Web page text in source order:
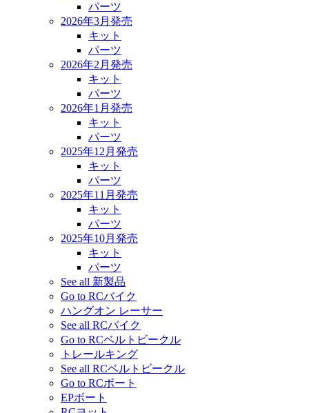
パーツ
2026年3月発売
キット
パーツ
2026年2月発売
キット
パーツ
2026年1月発売
キット
パーツ
2025年12月発売
キット
パーツ
2025年11月発売
キット
パーツ
2025年10月発売
キット
パーツ
See all 新製品
Go to RCバイク
ハングオン レーサー
See all RCバイク
Go to RCベルトビークル
トレールキング
See all RCベルトビークル
Go to RCボート
EPボート